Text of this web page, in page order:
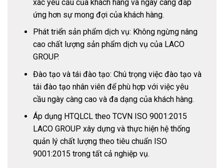
xác yêu cầu của khách hàng và ngày càng đáp
ứng hơn sự mong đợi của khách hàng.
Phát triển sản phẩm dịch vụ: Không ngừng nâng
cao chất lượng sản phẩm dịch vụ của LACO
GROUP.
Đào tạo và tái đào tạo: Chú trọng việc đào tạo và
tái đào tạo nhân viên để phù hợp với việc yêu
cầu ngày càng cao và đa dạng của khách hàng.
Áp dụng HTQLCL theo TCVN ISO 9001:2015
LACO GROUP xây dựng và thực hiện hệ thống
quản lý chất lượng theo tiêu chuẩn ISO
9001:2015 trong tất cả nghiệp vụ.